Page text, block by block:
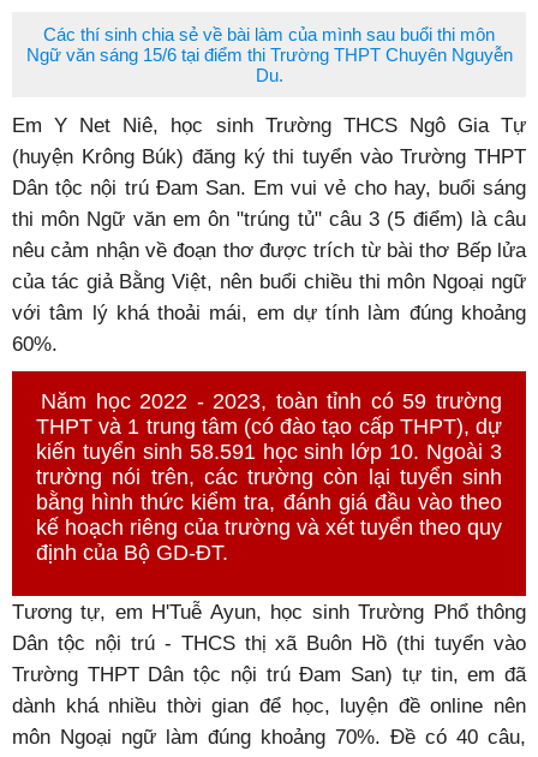
Các thí sinh chia sẻ về bài làm của mình sau buổi thi môn
Ngữ văn sáng 15/6 tại điểm thi Trường THPT Chuyên Nguyễn
Du.
Em Y Net Niê, học sinh Trường THCS Ngô Gia Tự
(huyện Krông Búk) đăng ký thi tuyển vào Trường THPT
Dân tộc nội trú Đam San. Em vui vẻ cho hay, buổi sáng
thi môn Ngữ văn em ôn "trúng tủ" câu 3 (5 điểm) là câu
nêu cảm nhận về đoạn thơ được trích từ bài thơ Bếp lửa
của tác giả Bằng Việt, nên buổi chiều thi môn Ngoại ngữ
với tâm lý khá thoải mái, em dự tính làm đúng khoảng
60%.
Năm học 2022 - 2023, toàn tỉnh có 59 trường
THPT và 1 trung tâm (có đào tạo cấp THPT), dự
kiến tuyển sinh 58.591 học sinh lớp 10. Ngoài 3
trường nói trên, các trường còn lại tuyển sinh
bằng hình thức kiểm tra, đánh giá đầu vào theo
kế hoạch riêng của trường và xét tuyển theo quy
định của Bộ GD-ĐT.
Tương tự, em H'Tuễ Ayun, học sinh Trường Phổ thông
Dân tộc nội trú - THCS thị xã Buôn Hồ (thi tuyển vào
Trường THPT Dân tộc nội trú Đam San) tự tin, em đã
dành khá nhiều thời gian để học, luyện đề online nên
môn Ngoại ngữ làm đúng khoảng 70%. Đề có 40 câu,